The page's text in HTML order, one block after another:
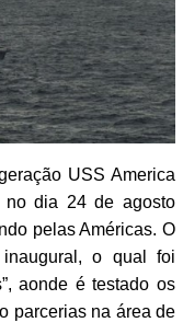
USS America
no dia 24 de agosto
pelas Américas. O
o qual foi
aonde é testado os
parcerias na área de